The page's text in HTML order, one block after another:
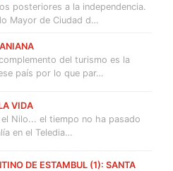
posteriores a la independencia.
Mayor de Ciudad d…
del turismo es la
país por lo que par…
VIDA
Nilo... el tiempo no ha pasado
en el Teledia…
DE ESTAMBUL (1): SANTA